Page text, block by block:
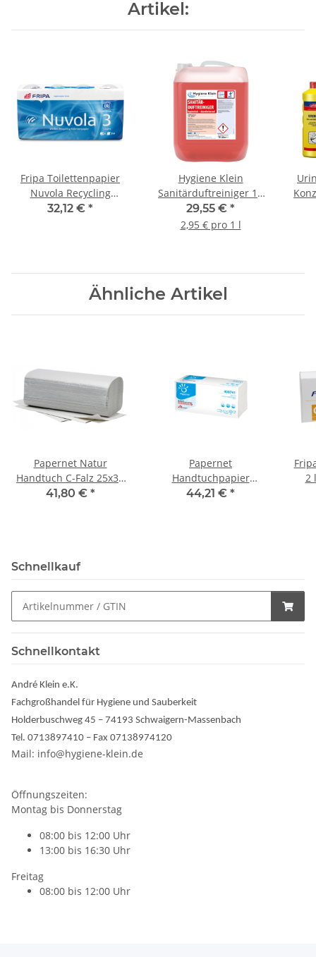
Artikel:
Fripa Toilettenpapier
Nuvola Recycling
hochweiß 3lagig 250
32,12 € *
Hygiene Klein
Sanitärduftreiniger 10
Liter
29,55 € *
2,95 € pro 1 l
Ähnliche Artikel
Papernet Natur
Handtuch C-Falz 25x33
1lagig 4200 Stück
41,80 € *
Papernet
Handtuchpapier
hochweiß C-Falz Zellstoff
44,21 € *
2
Schnellkauf
Schnellkontakt
André Klein e.K.
Fachgroßhandel für Hygiene und Sauberkeit
Holderbuschweg 45 – 74193 Schwaigern-Massenbach
Tel. 0713897410 – Fax 07138974120
Mail: info@hygiene-klein.de
Öffnungszeiten:
Montag bis Donnerstag
08:00 bis 12:00 Uhr
13:00 bis 16:30 Uhr
Freitag
08:00 bis 12:00 Uhr